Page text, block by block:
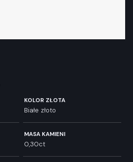
KOLOR ZŁOTA
Białe złoto
MASA KAMIENI
0,30ct